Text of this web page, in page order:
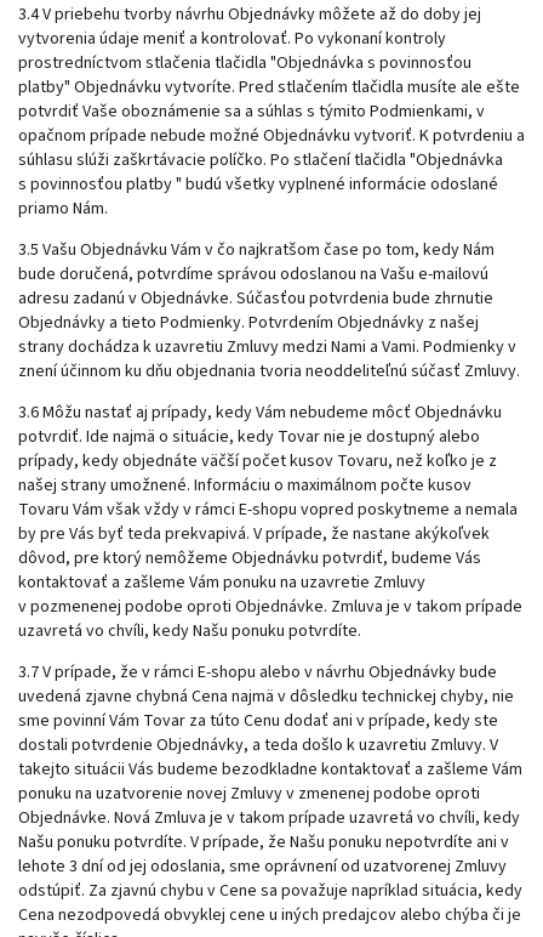
3.4 V priebehu tvorby návrhu Objednávky môžete až do doby jej
vytvorenia údaje meniť a kontrolovať. Po vykonaní kontroly
prostredníctvom stlačenia tlačidla "Objednávka s povinnosťou
platby" Objednávku vytvoríte. Pred stlačením tlačidla musíte ale ešte
potvrdiť Vaše oboznámenie sa a súhlas s týmito Podmienkami, v
opačnom prípade nebude možné Objednávku vytvoriť. K potvrdeniu a
súhlasu slúži zaškrtávacie políčko. Po stlačení tlačidla "Objednávka
s povinnosťou platby " budú všetky vyplnené informácie odoslané
priamo Nám.
3.5 Vašu Objednávku Vám v čo najkratšom čase po tom, kedy Nám
bude doručená, potvrdíme správou odoslanou na Vašu e-mailovú
adresu zadanú v Objednávke. Súčasťou potvrdenia bude zhrnutie
Objednávky a tieto Podmienky. Potvrdením Objednávky z našej
strany dochádza k uzavretiu Zmluvy medzi Nami a Vami. Podmienky v
znení účinnom ku dňu objednania tvoria neoddeliteľnú súčasť Zmluvy.
3.6 Môžu nastať aj prípady, kedy Vám nebudeme môcť Objednávku
potvrdiť. Ide najmä o situácie, kedy Tovar nie je dostupný alebo
prípady, kedy objednáte väčší počet kusov Tovaru, než koľko je z
našej strany umožnené. Informáciu o maximálnom počte kusov
Tovaru Vám však vždy v rámci E-shopu vopred poskytneme a nemala
by pre Vás byť teda prekvapivá. V prípade, že nastane akýkoľvek
dôvod, pre ktorý nemôžeme Objednávku potvrdiť, budeme Vás
kontaktovať a zašleme Vám ponuku na uzavretie Zmluvy
v pozmenenej podobe oproti Objednávke. Zmluva je v takom prípade
uzavretá vo chvíli, kedy Našu ponuku potvrdíte.
3.7 V prípade, že v rámci E-shopu alebo v návrhu Objednávky bude
uvedená zjavne chybná Cena najmä v dôsledku technickej chyby, nie
sme povinní Vám Tovar za túto Cenu dodať ani v prípade, kedy ste
dostali potvrdenie Objednávky, a teda došlo k uzavretiu Zmluvy. V
takejto situácii Vás budeme bezodkladne kontaktovať a zašleme Vám
ponuku na uzatvorenie novej Zmluvy v zmenenej podobe oproti
Objednávke. Nová Zmluva je v takom prípade uzavretá vo chvíli, kedy
Našu ponuku potvrdíte. V prípade, že Našu ponuku nepotvrdíte ani v
lehote 3 dní od jej odoslania, sme oprávnení od uzatvorenej Zmluvy
odstúpiť. Za zjavnú chybu v Cene sa považuje napríklad situácia, kedy
Cena nezodpovedá obvyklej cene u iných predajcov alebo chýba či je